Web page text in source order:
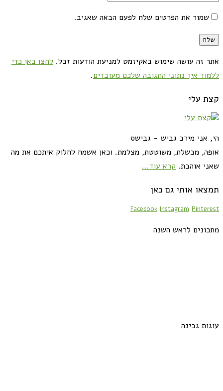
שמור את הפרטים שלח לפעם הבאה שאגיב.
אתר זה עושה שימוש באקיזמט למניעת הודעות זבל. לחצו כאן כדי
ללמוד איך נתוני התגובה שלכם מעובדים.
קצת עלי
הי, אני מירב גביש - גבישס
אופה, מבשלת, משוטטת, מצלמת. וכאן אשמח לחלוק איתכם את מה
שאני אוהבת. קרא עוד...
תמצאו אותי גם כאן
Facebook Instagram Pinterest
מתכונים לראש השנה
עוגות גבינה